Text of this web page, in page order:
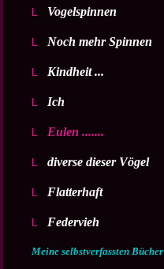
Vogelspinnen
Noch mehr Spinnen
Kindheit ...
Ich
Eulen .......
diverse dieser Vögel
Flatterhaft
Federvieh
Meine selbstverfassten Bücher